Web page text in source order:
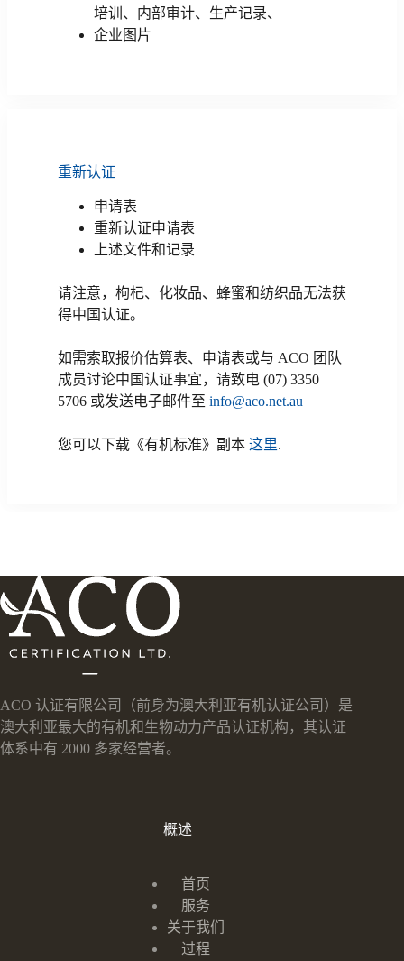
培训、内部审计、生产记录、
企业图片
重新认证
申请表
重新认证申请表
上述文件和记录
请注意，枸杞、化妆品、蜂蜜和纺织品无法获
得中国认证。
如需索取报价估算表、申请表或与 ACO 团队
成员讨论中国认证事宜，请致电 (07) 3350
5706 或发送电子邮件至 info@aco.net.au
您可以下载《有机标准》副本 这里.
ACO 认证有限公司（前身为澳大利亚有机认证公司）是
澳大利亚最大的有机和生物动力产品认证机构，其认证
体系中有 2000 多家经营者。
概述
首页
服务
关于我们
过程